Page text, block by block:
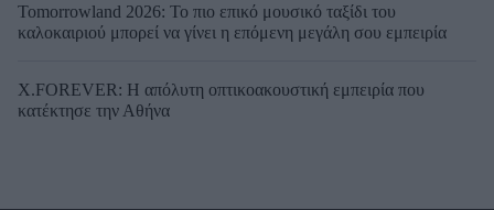
Tomorrowland 2026: Το πιο επικό μουσικό ταξίδι του
καλοκαιριού μπορεί να γίνει η επόμενη μεγάλη σου εμπειρία
X.FOREVER: Η απόλυτη οπτικοακουστική εμπειρία που
κατέκτησε την Αθήνα